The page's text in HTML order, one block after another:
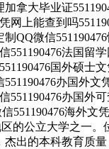
拿大毕业证
上能查到吗
QQ微信
法国留
国外硕士
办国外
办国外
海外文
公立大学之一
出的本科教育质